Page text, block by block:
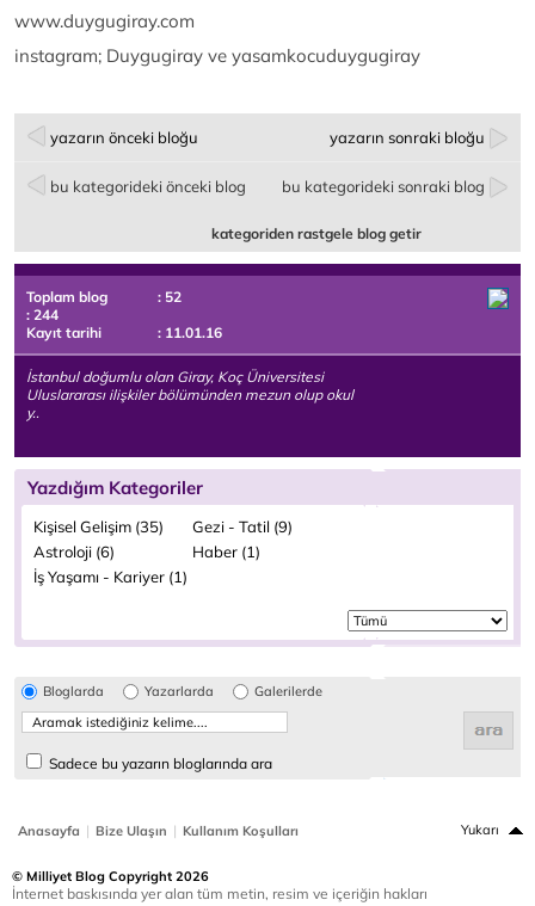
www.duygugiray.com
instagram; Duygugiray ve yasamkocuduygugiray
yazarın önceki bloğu yazarın sonraki bloğu
bu kategorideki önceki blog bu kategorideki sonraki blog
kategoriden rastgele blog getir
Toplam blog
: 52
: 244
Kayıt tarihi
: 11.01.16
İstanbul doğumlu olan Giray, Koç Üniversitesi
Uluslararası ilişkiler bölümünden mezun olup okul
y..
Yazdığım Kategoriler
Kişisel Gelişim (35)
Gezi - Tatil (9)
Astroloji (6)
Haber (1)
İş Yaşamı - Kariyer (1)
Bloglarda Yazarlarda Galerilerde
Sadece bu yazarın bloglarında ara
Anasayfa | Bize Ulaşın | Kullanım Koşulları Yukarı
© Milliyet Blog Copyright 2026
İnternet baskısında yer alan tüm metin, resim ve içeriğin hakları